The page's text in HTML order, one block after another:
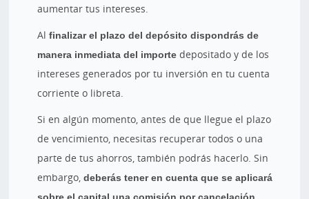
aumentar tus intereses.
Alfinalizar el plazo del depósito dispondrás de
manera inmediata del importe depositado y de los
intereses generados por tu inversión en tu cuenta
corriente o libreta.
Si en algún momento, antes de que llegue el plazo
de vencimiento, necesitas recuperar todos o una
parte de tus ahorros, también podrás hacerlo. Sin
embargo,deberás tener en cuenta que se aplicará